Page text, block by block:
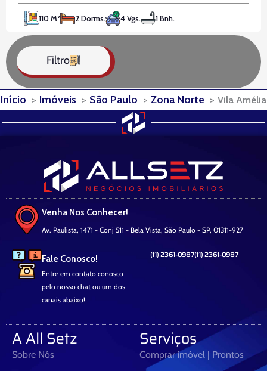
relaxante e saudável, perfeito para momentos de
lazer em família ou com os pets. A vizinhança é
calma
110 M² 2 Dorms. 4 Vgs. 1 Bnh.
Filtro
Início Imóveis São Paulo Zona Norte Vila Amélia
Fale Conosco!
Entre em contato conosco
pelo nosso chat ou um dos
canais abaixo!
(11) 2361-0987(11) 2361-0987
Venha Nos Conhecer!
Av. Paulista, 1471 - Conj 511 - Bela Vista, São Paulo - SP, 01311-927
A All Setz
Sobre Nós
Serviços
Comprar imóvel | Prontos